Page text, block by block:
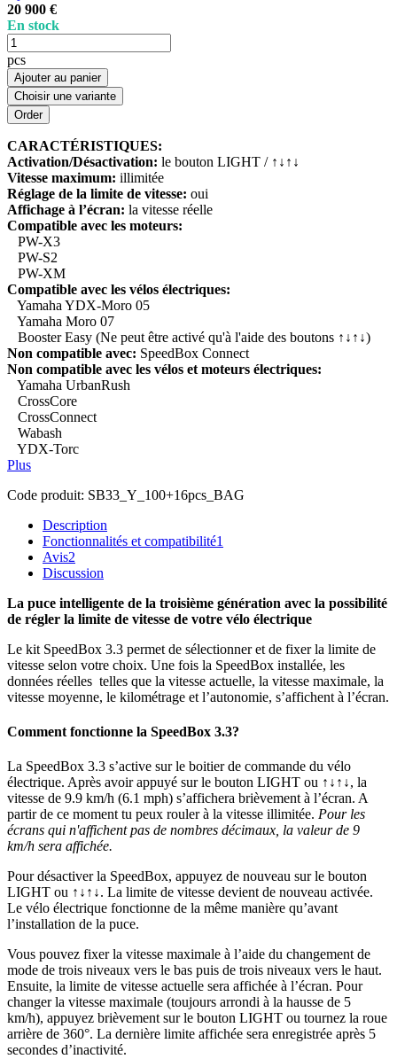
20 900 €
En stock
pcs
Ajouter au panier
Choisir une variante
CARACTÉRISTIQUES:
Activation/Désactivation: le bouton LIGHT / ↑↓↑↓
Vitesse maximum: illimitée
Réglage de la limite de vitesse: oui
Affichage à l’écran: la vitesse réelle
Compatible avec les moteurs:
PW-X3
PW-S2
PW-XM
Compatible avec les vélos électriques:
Yamaha YDX-Moro 05
Yamaha Moro 07
Booster Easy (Ne peut être activé qu'à l'aide des boutons ↑↓↑↓)
Non compatible avec: SpeedBox Connect
Non compatible avec les vélos et moteurs électriques:
Yamaha UrbanRush
CrossCore
CrossConnect
Wabash
YDX-Torc
Plus
Code produit: SB33_Y_100+16pcs_BAG
Description
Fonctionnalités et compatibilité1
Avis2
Discussion
La puce intelligente de la troisième génération avec la possibilité
de régler la limite de vitesse de votre vélo électrique
Le kit SpeedBox 3.3 permet de sélectionner et de fixer la limite de
vitesse selon votre choix. Une fois la SpeedBox installée, les
données réelles telles que la vitesse actuelle, la vitesse maximale, la
vitesse moyenne, le kilométrage et l’autonomie, s’affichent à l’écran.
Comment fonctionne la SpeedBox 3.3?
La SpeedBox 3.3 s’active sur le boitier de commande du vélo
électrique. Après avoir appuyé sur le bouton LIGHT ou ↑↓↑↓, la
vitesse de 9.9 km/h (6.1 mph) s’affichera brièvement à l’écran. A
partir de ce moment tu peux rouler à la vitesse illimitée. Pour les
écrans qui n'affichent pas de nombres décimaux, la valeur de 9
km/h sera affichée.
Pour désactiver la SpeedBox, appuyez de nouveau sur le bouton
LIGHT ou ↑↓↑↓. La limite de vitesse devient de nouveau activée.
Le vélo électrique fonctionne de la même manière qu’avant
l’installation de la puce.
Vous pouvez fixer la vitesse maximale à l’aide du changement de
mode de trois niveaux vers le bas puis de trois niveaux vers le haut.
Ensuite, la limite de vitesse actuelle sera affichée à l’écran. Pour
changer la vitesse maximale (toujours arrondi à la hausse de 5
km/h), appuyez brièvement sur le bouton LIGHT ou tournez la roue
arrière de 360°. La dernière limite affichée sera enregistrée après 5
secondes d’inactivité.